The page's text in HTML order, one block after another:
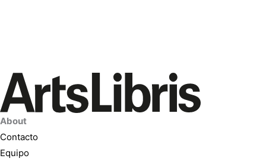
About
Contacto
Equipo